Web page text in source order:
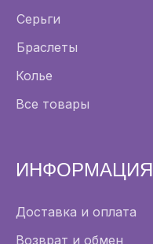
Серьги
Браслеты
Колье
Доставка и оплата
Возврат и обмен
ИНФОРМАЦИЯ
Все товары